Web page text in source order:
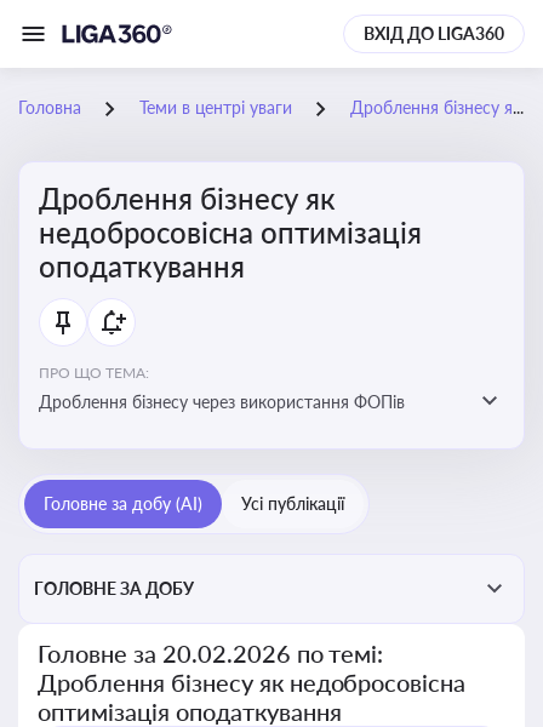
ВХІД ДО LIGA360
Головна Теми в центрі уваги Дроблення бізнесу як недобросовісна оптимізація оподаткування
Дроблення бізнесу як
недобросовісна оптимізація
оподаткування
ПРО ЩО ТЕМА:
Дроблення бізнесу через використання ФОПів
Головне за добу (AI) Усі публікації
ГОЛОВНЕ ЗА ДОБУ
Головне за 20.02.2026 по темі:
Дроблення бізнесу як недобросовісна
оптимізація оподаткування